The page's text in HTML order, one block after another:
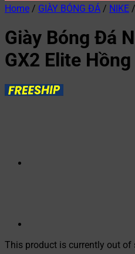
Home / GIÀY BÓNG ĐÁ / NIKE /
Giày Bóng Đá
GX2 Elite
This product is currently out of